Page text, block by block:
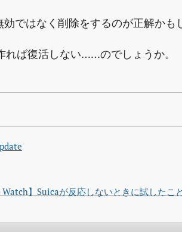
ではなく削除をするのが正解かも
れば復活しない……のでしょうか。
Watch】Suicaが反応しないときに試したこ